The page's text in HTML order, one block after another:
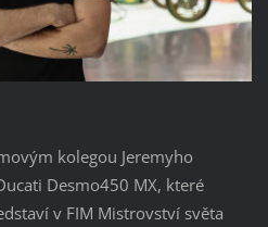
kolegou Jeremyho
Desmo450 MX, které
v FIM Mistrovství světa